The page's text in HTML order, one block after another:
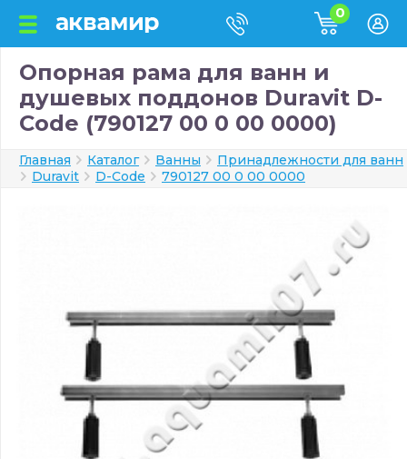
0
Опорная рама для ванн и
душевых поддонов Duravit D-
Code (790127 00 0 00 0000)
Главная Каталог Ванны
Принадлежности для ванн
Duravit
D-Code 790127 00 0 00 0000